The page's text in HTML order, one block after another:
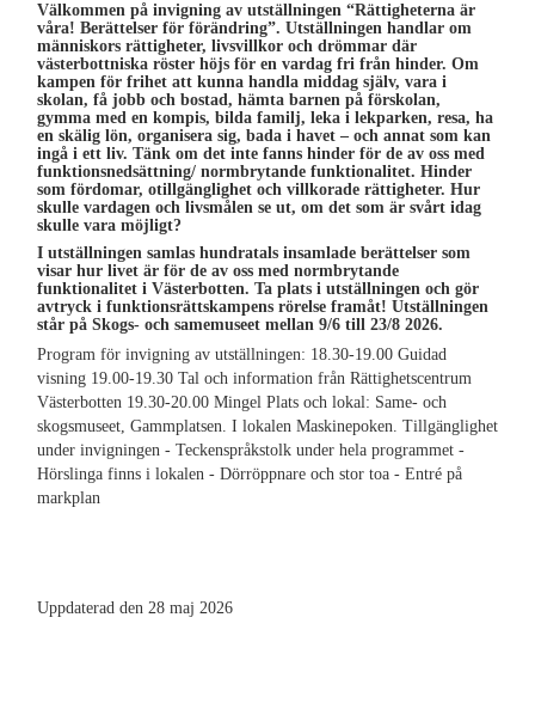
Välkommen på invigning av utställningen “Rättigheterna är
våra! Berättelser för förändring”. Utställningen handlar om
människors rättigheter, livsvillkor och drömmar där
västerbottniska röster höjs för en vardag fri från hinder. Om
kampen för frihet att kunna handla middag själv, vara i
skolan, få jobb och bostad, hämta barnen på förskolan,
gymma med en kompis, bilda familj, leka i lekparken, resa, ha
en skälig lön, organisera sig, bada i havet – och annat som kan
ingå i ett liv. Tänk om det inte fanns hinder för de av oss med
funktionsnedsättning/ normbrytande funktionalitet. Hinder
som fördomar, otillgänglighet och villkorade rättigheter. Hur
skulle vardagen och livsmålen se ut, om det som är svårt idag
skulle vara möjligt?
I utställningen samlas hundratals insamlade berättelser som
visar hur livet är för de av oss med normbrytande
funktionalitet i Västerbotten. Ta plats i utställningen och gör
avtryck i funktionsrättskampens rörelse framåt! Utställningen
står på Skogs- och samemuseet mellan 9/6 till 23/8 2026.
Program för invigning av utställningen: 18.30-19.00 Guidad
visning 19.00-19.30 Tal och information från Rättighetscentrum
Västerbotten 19.30-20.00 Mingel Plats och lokal: Same- och
skogsmuseet, Gammplatsen. I lokalen Maskinepoken. Tillgänglighet
under invigningen - Teckenspråkstolk under hela programmet -
Hörslinga finns i lokalen - Dörröppnare och stor toa - Entré på
markplan
Uppdaterad den 28 maj 2026